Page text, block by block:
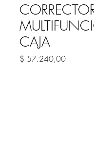
CAJA
$ 57.240,00Precio